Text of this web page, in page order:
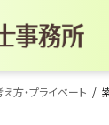
え方・プライベート